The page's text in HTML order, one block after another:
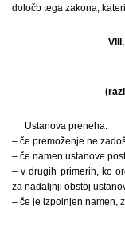
določb tega zakona,
Ustanova preneha:
– če premoženje ne
– če namen ustanove
– v drugih primerih, ko
za nadaljnji obstoj
– če je izpolnjen namen,